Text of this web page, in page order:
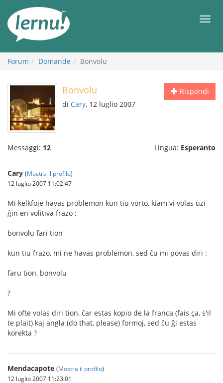
all’indice
Forum Domande Bonvolu
Rispondi
Bonvolu
di Cary, 12 luglio 2007
Messaggi: 12 Lingua: Esperanto
Cary (Mostra il profilo)
12 luglio 2007 11:02:47
Mi kelkfoje havas problemon kun tiu vorto, kiam vi volas uzi
ĝin en volitiva frazo :
bonvolu fari tion
kun tiu frazo, mi ne havas problemon, sed ĉu mi povas diri :
faru tion, bonvolu
?
Mi ofte volas diri tion, ĉar estas kopio de la franca (fais ça, s'il
te plait) kaj angla (do that, please) formoj, sed ĉu ĝi estas
korekta ?
Mendacapote (Mostra il profilo)
12 luglio 2007 11:23:01